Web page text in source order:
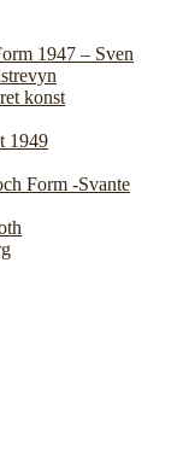
1947 – Sven
konst
1949
Form -Svante